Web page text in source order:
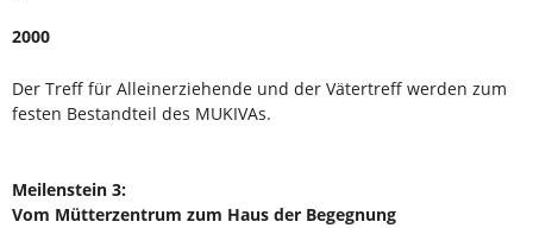
2000
Der Treff für Alleinerziehende und der Vätertreff werden zum
festen Bestandteil des MUKIVAs.
Meilenstein 3:
Vom Mütterzentrum zum Haus der Begegnung